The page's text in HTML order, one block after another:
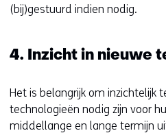
(bij)gestuurd indien nodig.
4. Inzicht in nieuwe
Het is belangrijk om inzichtelijk
technologieën nodig zijn voor
middellange en lange termijn